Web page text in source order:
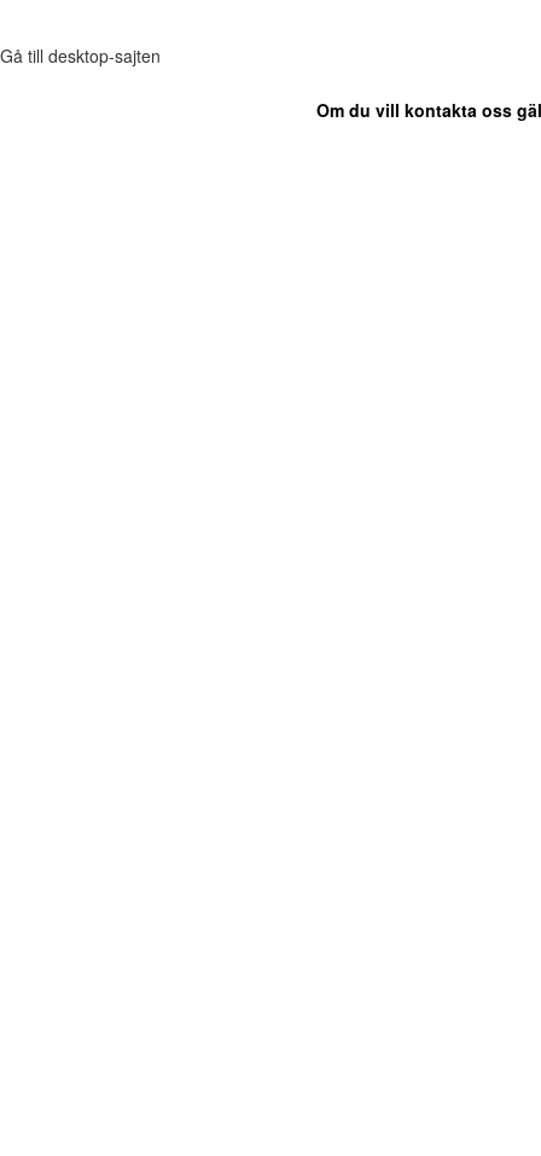
Gå till desktop-sajten
Om du vill kontakta oss